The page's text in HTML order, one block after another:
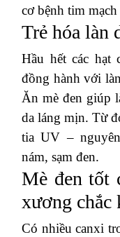
cơ bệnh tim mạch
Trẻ hóa làn
Hầu hết các hạt
đồng hành với
Ăn mè đen giúp
da láng mịn. Từ
tia UV –
nám, sạm đen.
Mè đen tốt
xương chắc
Có nhiều canxi